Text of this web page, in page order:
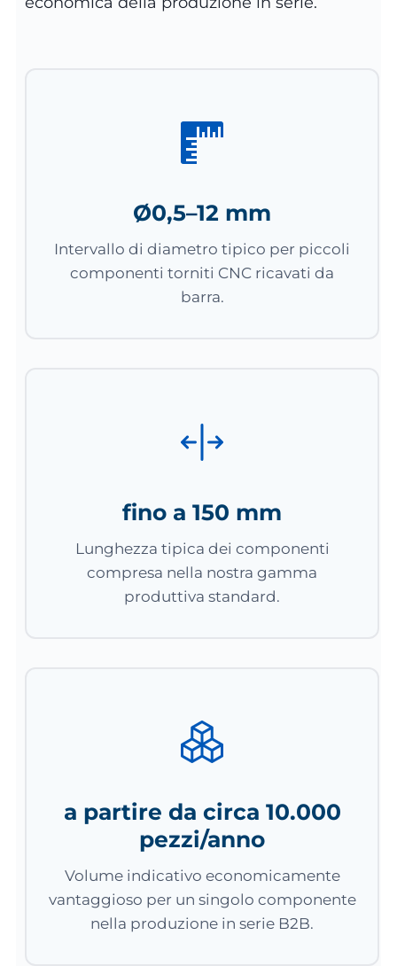
Ø0,5–12 mm
Intervallo di diametro tipico per piccoli
componenti torniti CNC ricavati da
barra.
fino a 150 mm
Lunghezza tipica dei componenti
compresa nella nostra gamma
produttiva standard.
a partire da circa 10.000
pezzi/anno
Volume indicativo economicamente
vantaggioso per un singolo componente
nella produzione in serie B2B.